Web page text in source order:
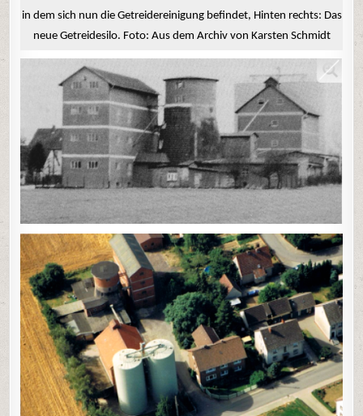
in dem sich nun die Getreidereinigung befindet, Hinten rechts: Das
neue Getreidesilo. Foto: Aus dem Archiv von Karsten Schmidt